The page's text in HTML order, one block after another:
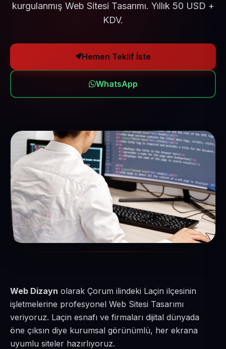
kurgulanmış Web Sitesi Tasarımı. Yıllık 50 USD +
KDV.
Hemen Teklif İste
WhatsApp
Web Dizayn olarak Çorum ilindeki Laçin ilçesinin
işletmelerine profesyonel Web Sitesi Tasarımı
veriyoruz. Laçin esnafı ve firmaları dijital dünyada
öne çıksın diye kurumsal görünümlü, her ekrana
uyumlu siteler hazırlıyoruz.